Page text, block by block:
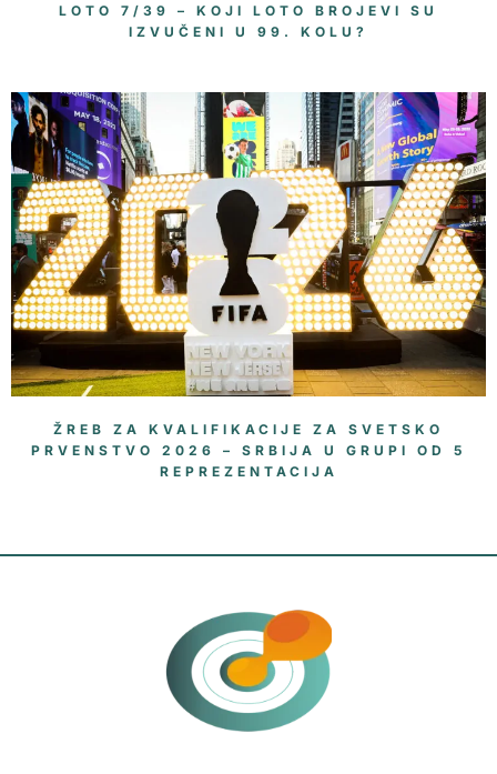
LOTO 7/39 – KOJI LOTO BROJEVI SU
IZVUČENI U 99. KOLU?
ŽREB ZA KVALIFIKACIJE ZA SVETSKO
PRVENSTVO 2026 – SRBIJA U GRUPI OD 5
REPREZENTACIJA